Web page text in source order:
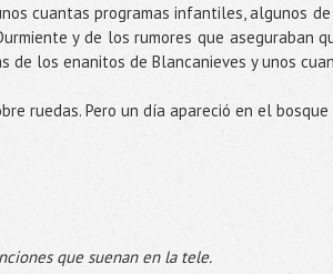
cuantas programas infantiles, algunos
y de los rumores que aseguraban
de los enanitos de Blancanieves y unos
ruedas. Pero un día apareció en el bosque
que suenan en la tele.